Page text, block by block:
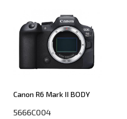
Canon R6 Mark II BODY
5666C004